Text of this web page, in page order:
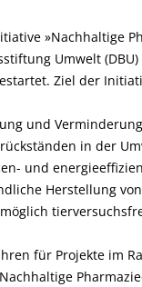
»Nachhaltige
Umwelt
Ziel der
und
in der
und
Herstellung
für Projekte im